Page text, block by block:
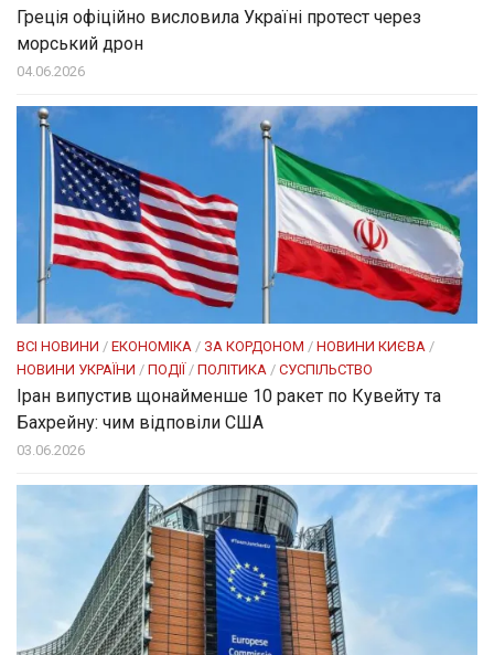
Греція офіційно висловила Україні протест через
морський дрон
04.06.2026
ВСІ НОВИНИ / ЕКОНОМІКА / ЗА КОРДОНОМ / НОВИНИ КИЄВА /
НОВИНИ УКРАЇНИ / ПОДІЇ / ПОЛІТИКА / СУСПІЛЬСТВО
Іран випустив щонайменше 10 ракет по Кувейту та
Бахрейну: чим відповіли США
03.06.2026